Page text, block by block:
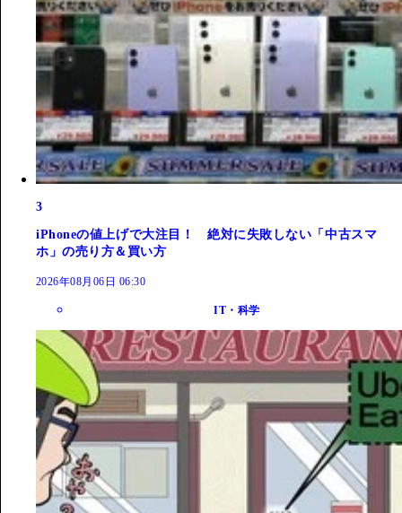
3
iPhoneの値上げで大注目！ 絶対に失敗しない「中古スマ
ホ」の売り方＆買い方
2026年08月06日 06:30
IT・科学